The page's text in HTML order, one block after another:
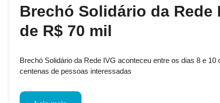
Brechó Solidário da Rede
de R$ 70 mil
Brechó Solidário da Rede IVG aconteceu entre os dias 8 e 10
centenas de pessoas interessadas